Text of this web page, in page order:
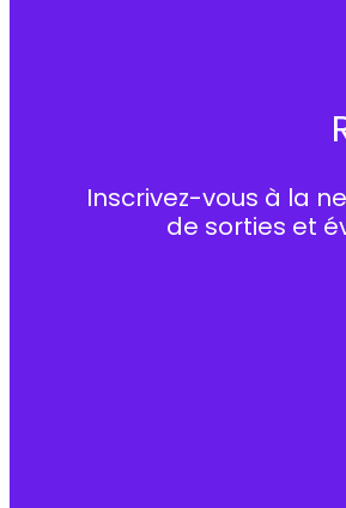
Inscrivez-vous à la
de sorties et